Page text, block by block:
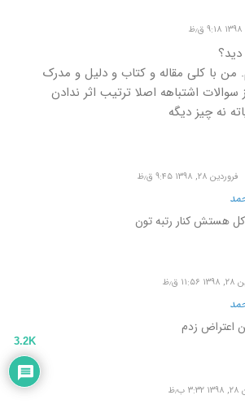
دید؟
من با کلی مقاله و کتاب و دلیل و مدرک
اشتباهه اصلا ترتیب اثر ندادن
نه چیز دیگه
فروردین ۲۸, ۱۳۹۸ ۹:۴۵ ق٫ظ
کل هستش کنار رتبه تون
ق٫ظ
اعتراض زدم
3.2K